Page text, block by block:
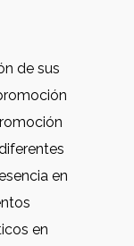
de sus
en
en